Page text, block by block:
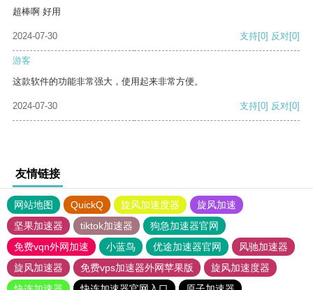
超棒啊 好用
2024-07-30 支持[0] 反对[0]
游客
这款软件的功能非常强大，使用起来非常方便。
2024-07-30 支持[0] 反对[0]
友情链接
网站地图 QuickQ 旋风加速度器
旋风加速
坚果加速器
tiktok加速器
狗急加速器官网
免费vqn外网加速
小蓝鸟 优途加速器官网
风驰加速器
旋风加速器
免费vps加速器外网苹果版
旋风加速度器